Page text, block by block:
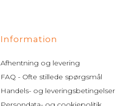
Information
Afhentning og levering
FAQ - Ofte stillede spørgsmål
Handels- og leveringsbetingelser